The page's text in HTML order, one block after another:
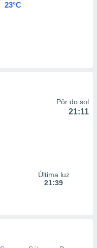
23°C
Pôr do sol
21:11
Última luz
21:39